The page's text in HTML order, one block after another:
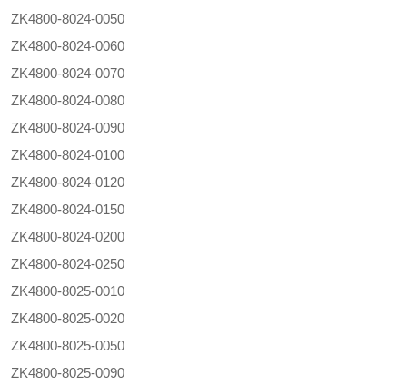
ZK4800-8024-0050
ZK4800-8024-0060
ZK4800-8024-0070
ZK4800-8024-0080
ZK4800-8024-0090
ZK4800-8024-0100
ZK4800-8024-0120
ZK4800-8024-0150
ZK4800-8024-0200
ZK4800-8024-0250
ZK4800-8025-0010
ZK4800-8025-0020
ZK4800-8025-0050
ZK4800-8025-0090